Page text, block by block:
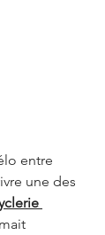
entre
une des